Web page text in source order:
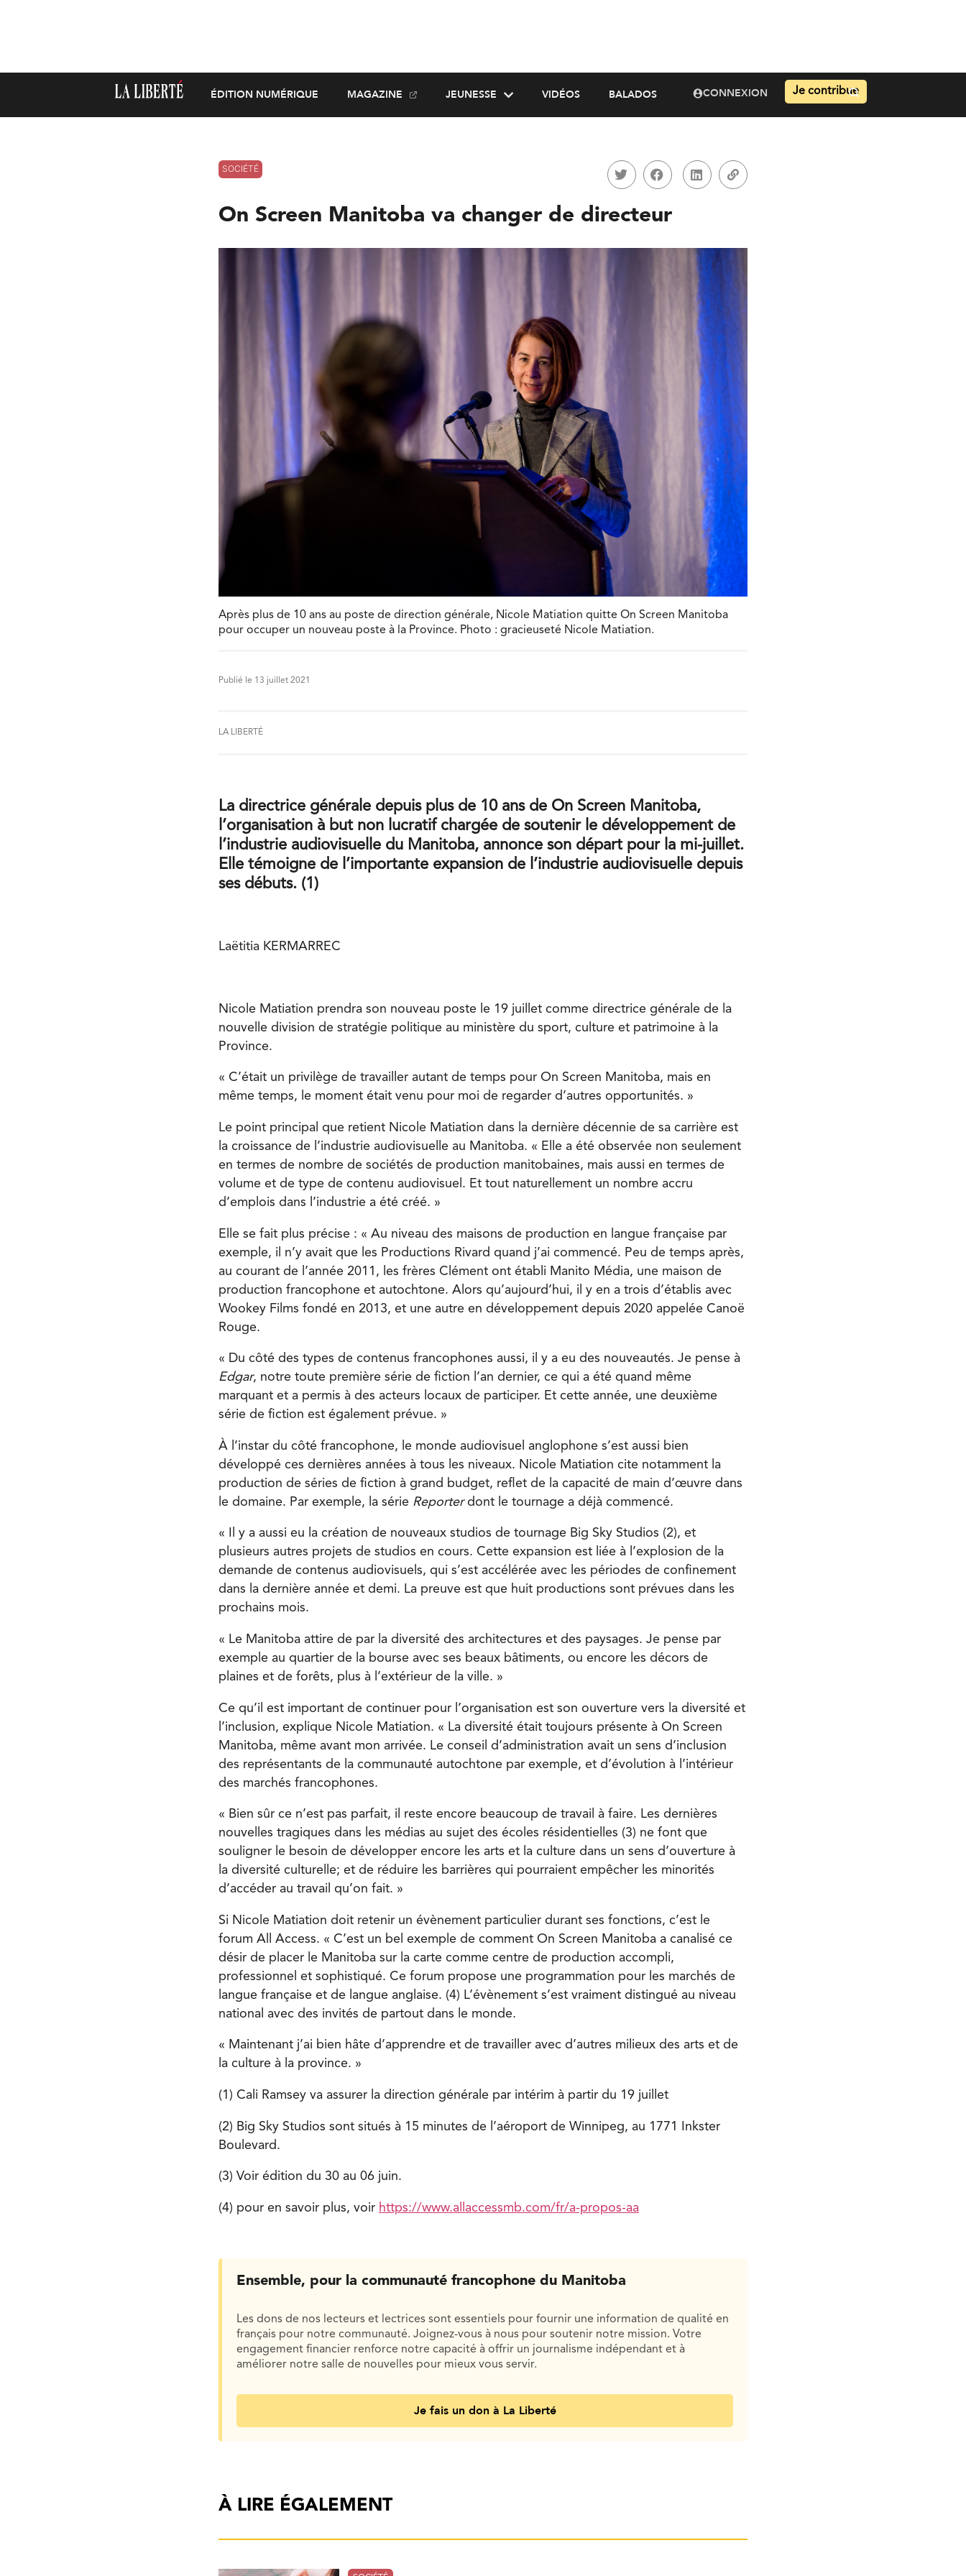
ÉDITION NUMÉRIQUE MAGAZINE JEUNESSE VIDÉOS BALADOS CONNEXION Je contribue
SOCIÉTÉ
On Screen Manitoba va changer de directeur
Après plus de 10 ans au poste de direction générale, Nicole Matiation quitte On Screen Manitoba
pour occuper un nouveau poste à la Province. Photo : gracieuseté Nicole Matiation.
Publié le 13 juillet 2021
LA LIBERTÉ
La directrice générale depuis plus de 10 ans de On Screen Manitoba,
l’organisation à but non lucratif chargée de soutenir le développement de
l’industrie audiovisuelle du Manitoba, annonce son départ pour la mi-juillet.
Elle témoigne de l’importante expansion de l’industrie audiovisuelle depuis
ses débuts. (1)
Laëtitia KERMARREC
Nicole Matiation prendra son nouveau poste le 19 juillet comme directrice générale de la
nouvelle division de stratégie politique au ministère du sport, culture et patrimoine à la
Province.
« C’était un privilège de travailler autant de temps pour On Screen Manitoba, mais en
même temps, le moment était venu pour moi de regarder d’autres opportunités. »
Le point principal que retient Nicole Matiation dans la dernière décennie de sa carrière est
la croissance de l’industrie audiovisuelle au Manitoba. « Elle a été observée non seulement
en termes de nombre de sociétés de production manitobaines, mais aussi en termes de
volume et de type de contenu audiovisuel. Et tout naturellement un nombre accru
d’emplois dans l’industrie a été créé. »
Elle se fait plus précise : « Au niveau des maisons de production en langue française par
exemple, il n’y avait que les Productions Rivard quand j’ai commencé. Peu de temps après,
au courant de l’année 2011, les frères Clément ont établi Manito Média, une maison de
production francophone et autochtone. Alors qu’aujourd’hui, il y en a trois d’établis avec
Wookey Films fondé en 2013, et une autre en développement depuis 2020 appelée Canoë
Rouge.
« Du côté des types de contenus francophones aussi, il y a eu des nouveautés. Je pense à
Edgar, notre toute première série de fiction l’an dernier, ce qui a été quand même
marquant et a permis à des acteurs locaux de participer. Et cette année, une deuxième
série de fiction est également prévue. »
À l’instar du côté francophone, le monde audiovisuel anglophone s’est aussi bien
développé ces dernières années à tous les niveaux. Nicole Matiation cite notamment la
production de séries de fiction à grand budget, reflet de la capacité de main d’œuvre dans
le domaine. Par exemple, la série Reporterdont le tournage a déjà commencé.
« Il y a aussi eu la création de nouveaux studios de tournage Big Sky Studios (2), et
plusieurs autres projets de studios en cours. Cette expansion est liée à l’explosion de la
demande de contenus audiovisuels, qui s’est accélérée avec les périodes de confinement
dans la dernière année et demi. La preuve est que huit productions sont prévues dans les
prochains mois.
« Le Manitoba attire de par la diversité des architectures et des paysages. Je pense par
exemple au quartier de la bourse avec ses beaux bâtiments, ou encore les décors de
plaines et de forêts, plus à l’extérieur de la ville. »
Ce qu’il est important de continuer pour l’organisation est son ouverture vers la diversité et
l’inclusion, explique Nicole Matiation. « La diversité était toujours présente à On Screen
Manitoba, même avant mon arrivée. Le conseil d’administration avait un sens d’inclusion
des représentants de la communauté autochtone par exemple, et d’évolution à l’intérieur
des marchés francophones.
« Bien sûr ce n’est pas parfait, il reste encore beaucoup de travail à faire. Les dernières
nouvelles tragiques dans les médias au sujet des écoles résidentielles (3) ne font que
souligner le besoin de développer encore les arts et la culture dans un sens d’ouverture à
la diversité culturelle; et de réduire les barrières qui pourraient empêcher les minorités
d’accéder au travail qu’on fait. »
Si Nicole Matiation doit retenir un évènement particulier durant ses fonctions, c’est le
forum All Access. « C’est un bel exemple de comment On Screen Manitoba a canalisé ce
désir de placer le Manitoba sur la carte comme centre de production accompli,
professionnel et sophistiqué. Ce forum propose une programmation pour les marchés de
langue française et de langue anglaise. (4) L’évènement s’est vraiment distingué au niveau
national avec des invités de partout dans le monde.
« Maintenant j’ai bien hâte d’apprendre et de travailler avec d’autres milieux des arts et de
la culture à la province. »
(1) Cali Ramsey va assurer la direction générale par intérim à partir du 19 juillet
(2) Big Sky Studios sont situés à 15 minutes de l’aéroport de Winnipeg, au 1771 Inkster
Boulevard.
(3) Voir édition du 30 au 06 juin.
(4) pour en savoir plus, voir https://www.allaccessmb.com/fr/a-propos-aa
Ensemble, pour la communauté francophone du Manitoba
Les dons de nos lecteurs et lectrices sont essentiels pour fournir une information de qualité en
français pour notre communauté. Joignez-vous à nous pour soutenir notre mission. Votre
engagement financier renforce notre capacité à offrir un journalisme indépendant et à
améliorer notre salle de nouvelles pour mieux vous servir.
Je fais un don à La Liberté
À LIRE ÉGALEMENT